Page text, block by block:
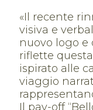
«Il recente
visiva e
nuovo logo e
riflette
ispirato alle
viaggio
Il pay-off